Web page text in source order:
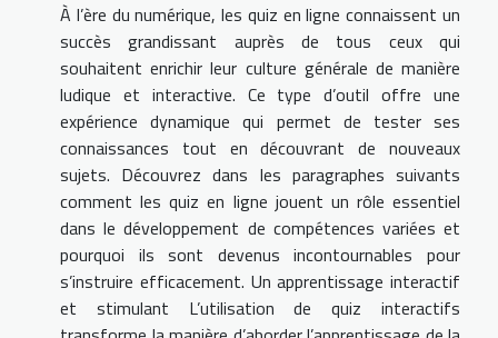
À l’ère du numérique, les quiz en ligne connaissent un
succès grandissant auprès de tous ceux qui
souhaitent enrichir leur culture générale de manière
ludique et interactive. Ce type d’outil offre une
expérience dynamique qui permet de tester ses
connaissances tout en découvrant de nouveaux
sujets. Découvrez dans les paragraphes suivants
comment les quiz en ligne jouent un rôle essentiel
dans le développement de compétences variées et
pourquoi ils sont devenus incontournables pour
s’instruire efficacement. Un apprentissage interactif
et stimulant L’utilisation de quiz interactifs